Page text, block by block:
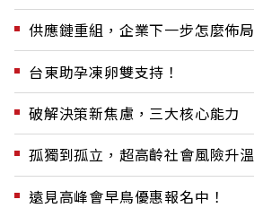
供應鏈重組，企業下一步怎麼佈局
台東助孕凍卵雙支持！
破解決策新焦慮，三大核心能力
孤獨到孤立，超高齡社會風險升溫
遠見高峰會早鳥優惠報名中！